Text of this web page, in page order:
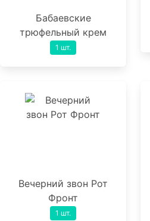
Бабаевские
трюфельный крем
1 шт.
Вечерний звон Рот
Фронт
1 шт.